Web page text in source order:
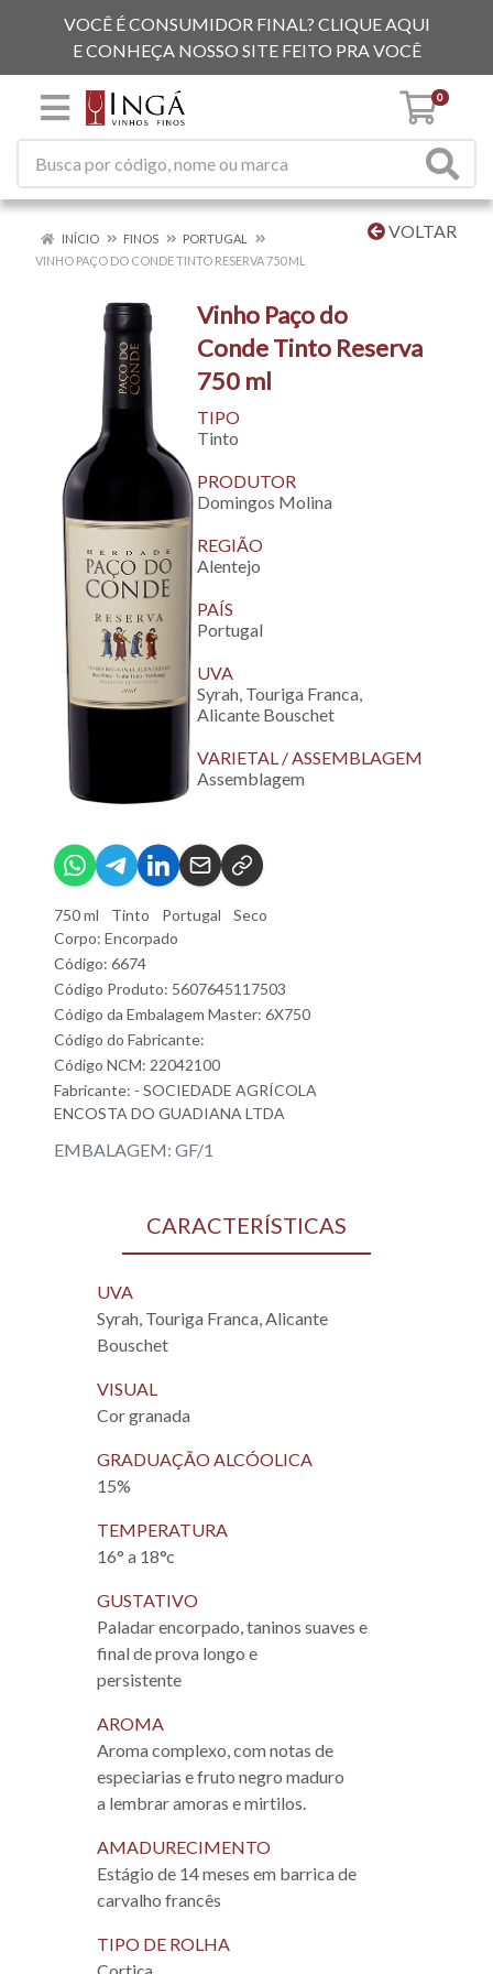
VOCÊ É CONSUMIDOR FINAL? CLIQUE AQUI
E CONHEÇA NOSSO SITE FEITO PRA VOCÊ
0
VOLTAR
INÍCIO FINOS
PORTUGAL
VINHO PAÇO DO CONDE TINTO RESERVA 750 ML
Vinho Paço do
Conde Tinto Reserva
750 ml
TIPO
Tinto
PRODUTOR
Domingos Molina
REGIÃO
Alentejo
PAÍS
Portugal
UVA
Syrah, Touriga Franca,
Alicante Bouschet
VARIETAL / ASSEMBLAGEM
Assemblagem
750 ml Tinto Portugal
Seco
Corpo: Encorpado
Código: 6674
Código Produto: 5607645117503
Código da Embalagem Master: 6X750
Código do Fabricante:
Código NCM: 22042100
Fabricante: - SOCIEDADE AGRÍCOLA
ENCOSTA DO GUADIANA LTDA
EMBALAGEM: GF/1
CARACTERÍSTICAS
UVA
Syrah, Touriga Franca, Alicante
Bouschet
VISUAL
Cor granada
GRADUAÇÃO ALCÓOLICA
15%
TEMPERATURA
16° a 18°c
GUSTATIVO
Paladar encorpado, taninos suaves e
final de prova longo e
persistente
AROMA
Aroma complexo, com notas de
especiarias e fruto negro maduro
a lembrar amoras e mirtilos.
AMADURECIMENTO
Estágio de 14 meses em barrica de
carvalho francês
TIPO DE ROLHA